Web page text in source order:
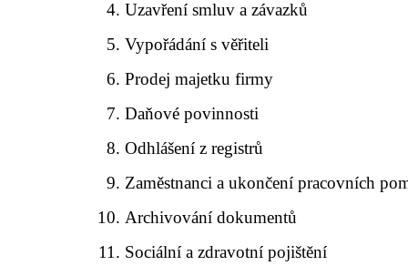
Uzavření smluv a závazků
Vypořádání s věřiteli
Prodej majetku firmy
Daňové povinnosti
Odhlášení z registrů
Zaměstnanci a ukončení pracovních
Archivování dokumentů
Sociální a zdravotní pojištění